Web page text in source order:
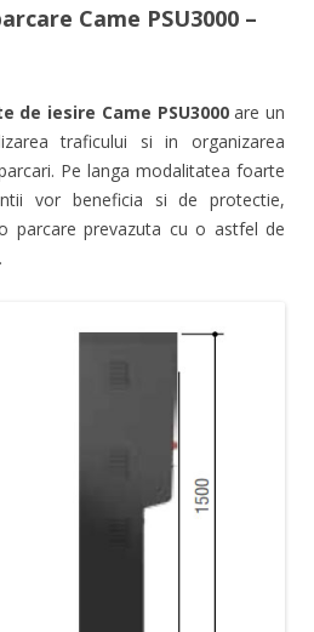
Came PSU3000 –
de iesire Came PSU3000are un
traficului si in organizarea
Pe langa modalitatea foarte
vor beneficia si de protectie,
parcare prevazuta cu o astfel de